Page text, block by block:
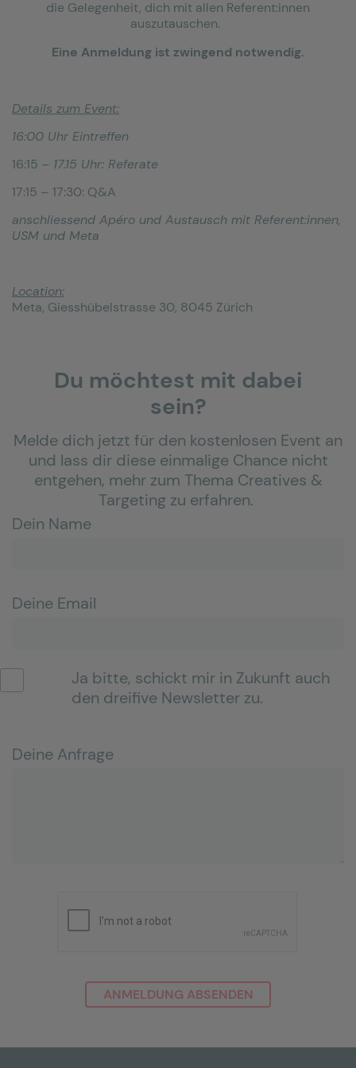
die Gelegenheit, dich mit allen Referent:innen
auszutauschen.
Eine Anmeldung ist zwingend notwendig.
Details zum Event:
16:00 Uhr Eintreffen
16:15 – 17.15 Uhr: Referate
17:15 – 17:30: Q&A
anschliessend Apéro und Austausch mit Referent:innen,
USM und Meta
Location:
Meta, Giesshübelstrasse 30, 8045 Zürich
Du möchtest mit dabei
sein?
Melde dich jetzt für den kostenlosen Event an
und lass dir diese einmalige Chance nicht
entgehen, mehr zum Thema Creatives &
Targeting zu erfahren.
Dein Name
Deine Email
Ja bitte, schickt mir in Zukunft auch
den dreifive Newsletter zu.
Deine Anfrage
ANMELDUNG ABSENDEN